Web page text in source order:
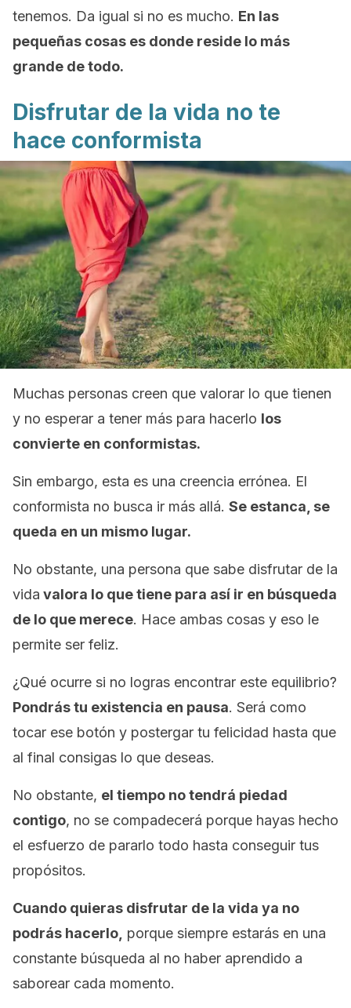
tenemos. Da igual si no es mucho. En las
pequeñas cosas es donde reside lo más
grande de todo.
Disfrutar de la vida no te
hace conformista
Muchas personas creen que valorar lo que tienen
y no esperar a tener más para hacerlo los
convierte en conformistas.
Sin embargo, esta es una creencia errónea. El
conformista no busca ir más allá. Se estanca, se
queda en un mismo lugar.
No obstante, una persona que sabe disfrutar de la
vida valora lo que tiene para así ir en búsqueda
de lo que merece. Hace ambas cosas y eso le
permite ser feliz.
¿Qué ocurre si no logras encontrar este equilibrio?
Pondrás tu existencia en pausa. Será como
tocar ese botón y postergar tu felicidad hasta que
al final consigas lo que deseas.
No obstante, el tiempo no tendrá piedad
contigo, no se compadecerá porque hayas hecho
el esfuerzo de pararlo todo hasta conseguir tus
propósitos.
Cuando quieras disfrutar de la vida ya no
podrás hacerlo, porque siempre estarás en una
constante búsqueda al no haber aprendido a
saborear cada momento.